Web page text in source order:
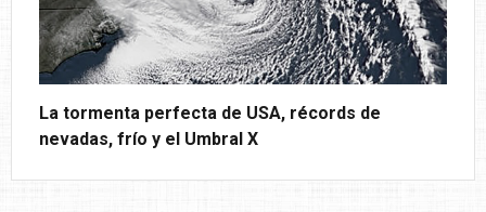
La tormenta perfecta de USA, récords de
nevadas, frío y el Umbral X